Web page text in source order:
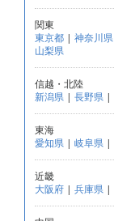
関東
東京都 | 神奈川県
山梨県
信越・北陸
新潟県 | 長野県 |
東海
愛知県 | 岐阜県 |
近畿
大阪府 | 兵庫県 |